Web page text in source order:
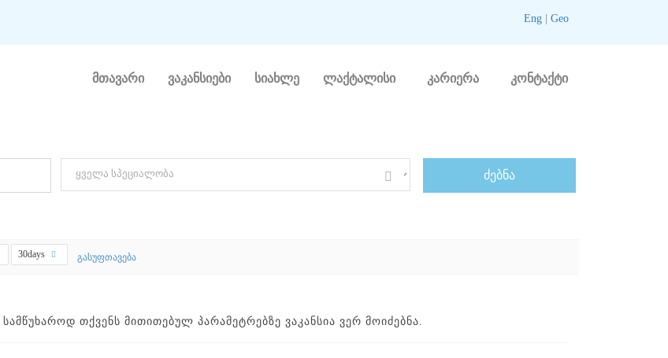
Eng| Geo
მთავარი ვაკანსიები სიახლე ლაქტალისი კარიერა კონტაქტი
30days გასუფთავება
ᲡᲐᲛᲬᲣᲮᲐᲠᲝᲓ ᲗᲥᲕᲔᲜᲡ ᲛᲘᲗᲘᲗᲔᲑᲣᲚ ᲞᲐᲠᲐᲛᲔᲢᲠᲔᲑᲖᲔ ᲕᲐᲙᲐᲜᲡᲘᲐ ᲕᲔᲠ ᲛᲝᲘᲫᲔᲑᲜᲐ.